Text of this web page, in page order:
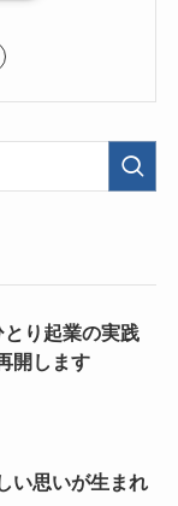
り起業の実践
開します
い思いが生まれ